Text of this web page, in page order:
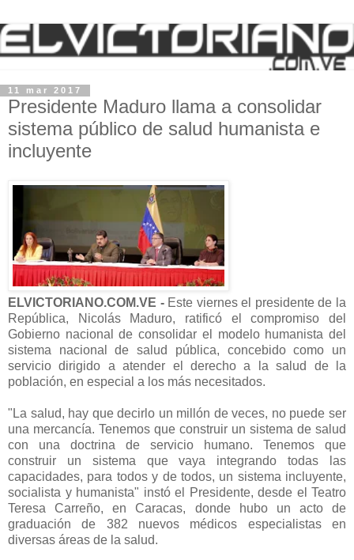
11 mar 2017
Presidente Maduro llama a consolidar
sistema público de salud humanista e
incluyente
ELVICTORIANO.COM.VE -Este viernes el presidente de la
República, Nicolás Maduro, ratificó el compromiso del
Gobierno nacional de consolidar el modelo humanista del
sistema nacional de salud pública, concebido como un
servicio dirigido a atender el derecho a la salud de la
población, en especial a los más necesitados.
"La salud, hay que decirlo un millón de veces, no puede ser
una mercancía. Tenemos que construir un sistema de salud
con una doctrina de servicio humano. Tenemos que
construir un sistema que vaya integrando todas las
capacidades, para todos y de todos, un sistema incluyente,
socialista y humanista" instó el Presidente, desde el Teatro
Teresa Carreño, en Caracas, donde hubo un acto de
graduación de 382 nuevos médicos especialistas en
diversas áreas de la salud.